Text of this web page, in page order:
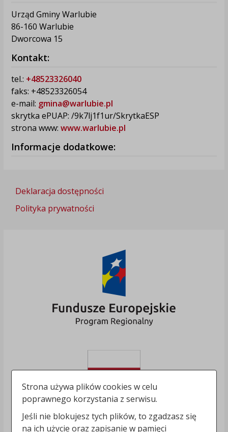
Urząd Gminy Warlubie
86-160 Warlubie
Dworcowa 15
Kontakt:
tel.: +48523326040
faks: +48523326054
e-mail: gmina@warlubie.pl
skrytka ePUAP: /9k7lj1f1ur/SkrytkaESP
strona www: www.warlubie.pl
Informacje dodatkowe:
Deklaracja dostępności
Polityka prywatności
Strona używa plików cookies w celu
poprawnego korzystania z serwisu.
Jeśli nie blokujesz tych plików, to zgadzasz się
na ich użycie oraz zapisanie w pamięci